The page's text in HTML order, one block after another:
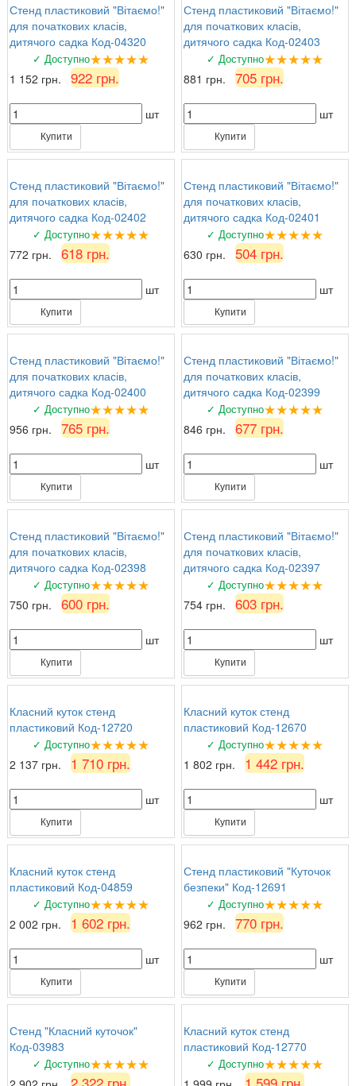
Стенд пластиковий "Вітаємо!"
для початкових класів,
дитячого садка Код-04320
✓ Доступно★★★★★
1 152 грн. 922 грн.
шт
Купити
Стенд пластиковий "Вітаємо!"
для початкових класів,
дитячого садка Код-02403
✓ Доступно★★★★★
881 грн. 705 грн.
шт
Купити
Стенд пластиковий "Вітаємо!"
для початкових класів,
дитячого садка Код-02402
✓ Доступно★★★★★
772 грн. 618 грн.
шт
Купити
Стенд пластиковий "Вітаємо!"
для початкових класів,
дитячого садка Код-02401
✓ Доступно★★★★★
630 грн. 504 грн.
шт
Купити
Стенд пластиковий "Вітаємо!"
для початкових класів,
дитячого садка Код-02400
✓ Доступно★★★★★
956 грн. 765 грн.
шт
Купити
Стенд пластиковий "Вітаємо!"
для початкових класів,
дитячого садка Код-02399
✓ Доступно★★★★★
846 грн. 677 грн.
шт
Купити
Стенд пластиковий "Вітаємо!"
для початкових класів,
дитячого садка Код-02398
✓ Доступно★★★★★
750 грн. 600 грн.
шт
Купити
Стенд пластиковий "Вітаємо!"
для початкових класів,
дитячого садка Код-02397
✓ Доступно★★★★★
754 грн. 603 грн.
шт
Купити
Класний куток стенд
пластиковий Код-12720
✓ Доступно★★★★★
2 137 грн. 1 710 грн.
шт
Купити
Класний куток стенд
пластиковий Код-12670
✓ Доступно★★★★★
1 802 грн. 1 442 грн.
шт
Купити
Класний куток стенд
пластиковий Код-04859
✓ Доступно★★★★★
2 002 грн. 1 602 грн.
шт
Купити
Стенд пластиковий "Куточок
безпеки" Код-12691
✓ Доступно★★★★★
962 грн. 770 грн.
шт
Купити
Стенд "Класний куточок"
Код-03983
✓ Доступно★★★★★
Класний куток стенд
пластиковий Код-12770
✓ Доступно★★★★★